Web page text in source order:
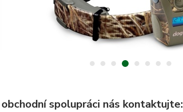
spolupráci nás kontaktujte: